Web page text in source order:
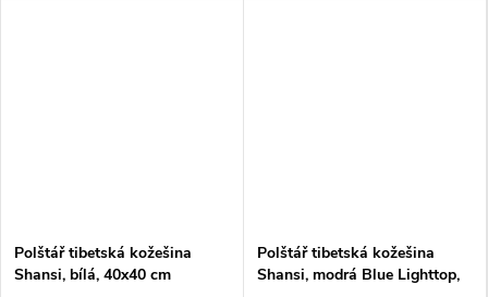
Polštář tibetská kožešina
Shansi, bílá, 40x40 cm
Polštář tibetská kožešina
Shansi, modrá Blue Lighttop,